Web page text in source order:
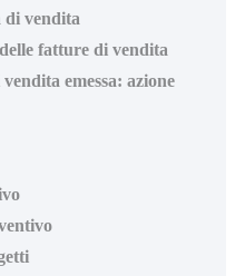
di vendita
fatture di vendita
emessa: azione